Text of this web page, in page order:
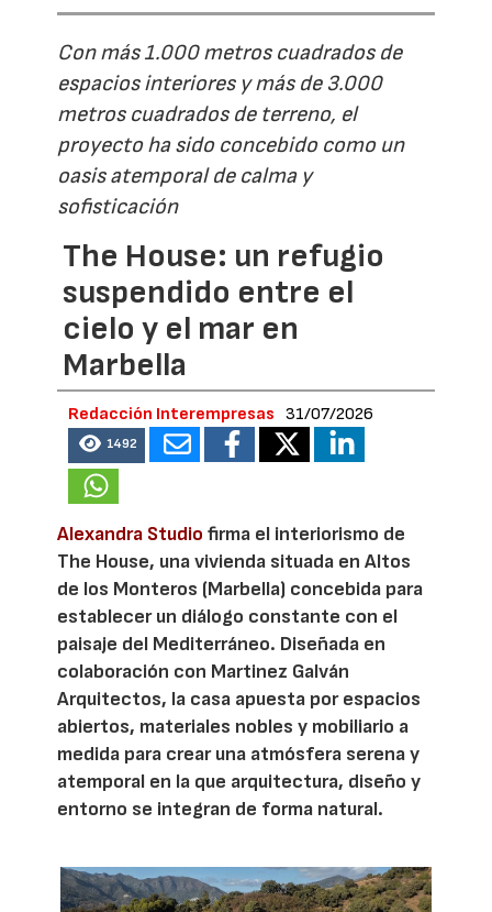
Con más 1.000 metros cuadrados de
espacios interiores y más de 3.000
metros cuadrados de terreno, el
proyecto ha sido concebido como un
oasis atemporal de calma y
sofisticación
The House: un refugio
suspendido entre el
cielo y el mar en
Marbella
Redacción Interempresas 31/07/2026
1492
Alexandra Studio firma el interiorismo de
The House, una vivienda situada en Altos
de los Monteros (Marbella) concebida para
establecer un diálogo constante con el
paisaje del Mediterráneo. Diseñada en
colaboración con Martinez Galván
Arquitectos, la casa apuesta por espacios
abiertos, materiales nobles y mobiliario a
medida para crear una atmósfera serena y
atemporal en la que arquitectura, diseño y
entorno se integran de forma natural.